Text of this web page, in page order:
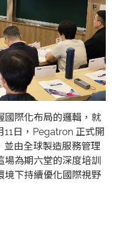
國際化布局的邏輯，就
日，Pegatron 正式開
並由全球製造服務管理
為期六堂的深度培訓
境下持續優化國際視野